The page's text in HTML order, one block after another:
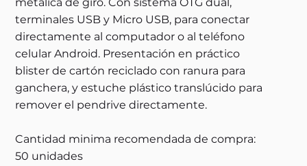
terminales USB y Micro USB, para conectar
directamente al computador o al teléfono
celular Android. Presentación en práctico
blister de cartón reciclado con ranura para
ganchera, y estuche plástico translúcido para
remover el pendrive directamente.
Cantidad minima recomendada de compra:
50 unidades